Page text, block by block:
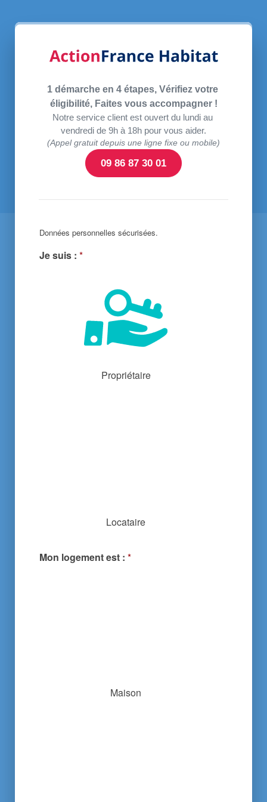
1 démarche en 4 étapes, Vérifiez votre
éligibilité, Faites vous accompagner !
Notre service client est ouvert du lundi au
vendredi de 9h à 18h pour vous aider.
(Appel gratuit depuis une ligne fixe ou mobile)
09 86 87 30 01
Données personnelles sécurisées.
Je suis : *
Propriétaire
Locataire
Mon logement est : *
Maison